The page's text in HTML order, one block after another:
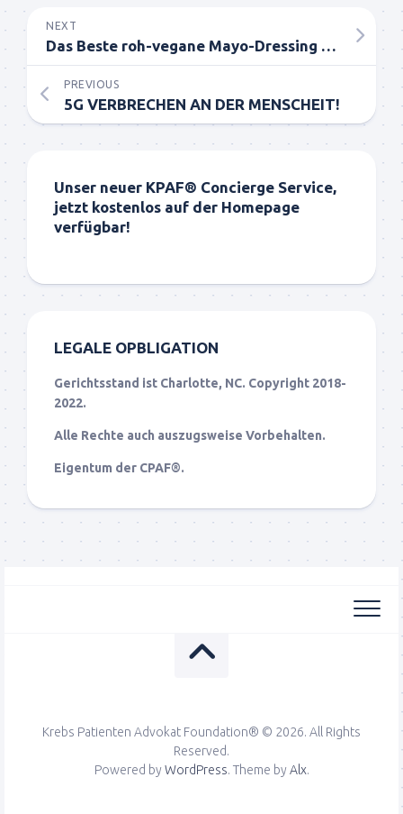
NEXT
Das Beste roh-vegane Mayo-Dressing der Welt
PREVIOUS
5G VERBRECHEN AN DER MENSCHEIT!
Unser neuer KPAF® Concierge Service,
jetzt kostenlos auf der Homepage
verfügbar!
LEGALE OPBLIGATION
Gerichtsstand ist Charlotte, NC. Copyright 2018-
2022.
Alle Rechte auch auszugsweise Vorbehalten.
Eigentum der CPAF®.
Krebs Patienten Advokat Foundation® © 2026. All Rights
Reserved.
Powered byWordPress. Theme byAlx.